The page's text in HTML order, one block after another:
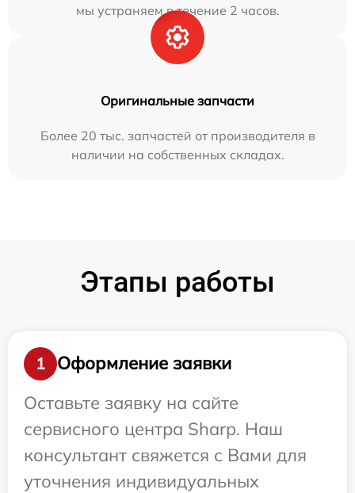
мы устраняем в течение 2 часов.
Оригинальные запчасти
Более 20 тыс. запчастей от производителя в
наличии на собственных складах.
Этапы работы
1
Оформление заявки
Оставьте заявку на сайте
сервисного центра Sharp. Наш
консультант свяжется с Вами для
уточнения индивидуальных